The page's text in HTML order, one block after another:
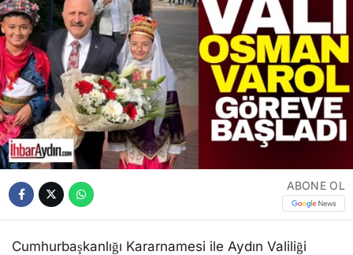
ABONE OL
Cumhurbaşkanlığı Kararnamesi ile Aydın Valiliği